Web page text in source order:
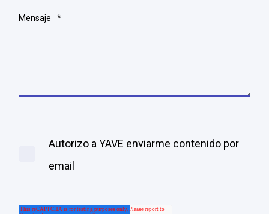
Mensaje *
Autorizo a YAVE enviarme contenido por
email